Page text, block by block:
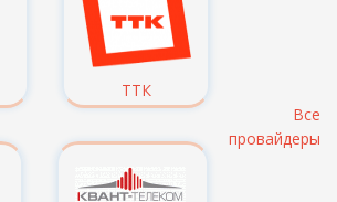
ТТК
Все
провайдеры